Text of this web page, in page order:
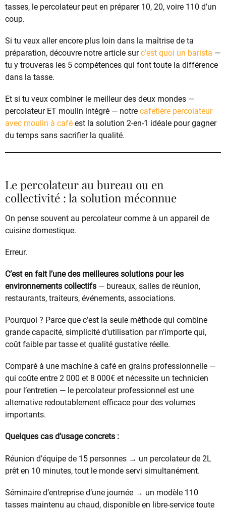
tasses, le percolateur peut en préparer 10, 20, voire 110 d’un
coup.
Si tu veux aller encore plus loin dans la maîtrise de ta
préparation, découvre notre article surc’est quoi un barista —
tu y trouveras les 5 compétences qui font toute la différence
dans la tasse.
Et si tu veux combiner le meilleur des deux mondes —
percolateur ET moulin intégré — notre cafetière percolateur
avec moulin à café est la solution 2-en-1 idéale pour gagner
du temps sans sacrifier la qualité.
Le percolateur au bureau ou en
collectivité : la solution méconnue
On pense souvent au percolateur comme à un appareil de
cuisine domestique.
Erreur.
C’est en fait l’une des meilleures solutions pour les
environnements collectifs — bureaux, salles de réunion,
restaurants, traiteurs, événements, associations.
Pourquoi ? Parce que c’est la seule méthode qui combine
grande capacité, simplicité d’utilisation par n’importe qui,
coût faible par tasse et qualité gustative réelle.
Comparé à une machine à café en grains professionnelle —
qui coûte entre 2 000 et 8 000€ et nécessite un technicien
pour l’entretien — le percolateur professionnel est une
alternative redoutablement efficace pour des volumes
importants.
Quelques cas d’usage concrets :
Réunion d’équipe de 15 personnes → un percolateur de 2L
prêt en 10 minutes, tout le monde servi simultanément.
Séminaire d’entreprise d’une journée → un modèle 110
tasses maintenu au chaud, disponible en libre-service toute